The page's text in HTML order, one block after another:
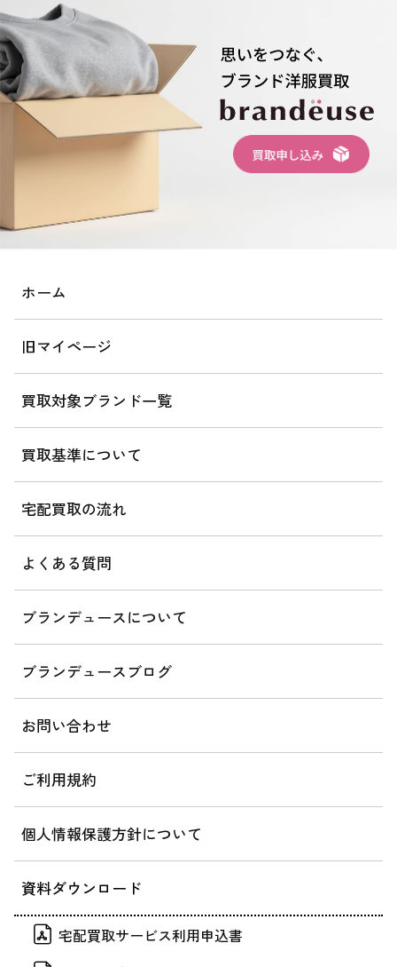
ホーム
旧マイページ
買取対象ブランド一覧
買取基準について
宅配買取の流れ
よくある質問
ブランデュースについて
ブランデュースブログ
お問い合わせ
ご利用規約
個人情報保護方針について
資料ダウンロード
宅配買取サービス利用申込書